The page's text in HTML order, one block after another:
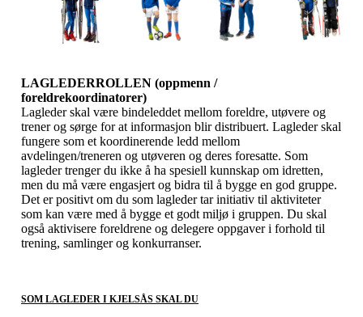
LAGLEDERROLLEN (oppmenn /
foreldrekoordinatorer)
Lagleder skal være bindeleddet mellom foreldre, utøvere og
trener og sørge for at informasjon blir distribuert. Lagleder skal
fungere som et koordinerende ledd mellom
avdelingen/treneren og utøveren og deres foresatte. Som
lagleder trenger du ikke å ha spesiell kunnskap om idretten,
men du må være engasjert og bidra til å bygge en god gruppe.
Det er positivt om du som lagleder tar initiativ til aktiviteter
som kan være med å bygge et godt miljø i gruppen. Du skal
også aktivisere foreldrene og delegere oppgaver i forhold til
trening, samlinger og konkurranser.
SOM LAGLEDER I KJELSÅS SKAL DU